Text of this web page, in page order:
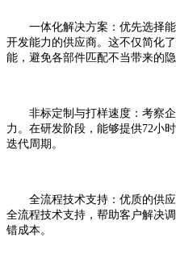
一体化解决方案：优先选择能
开发能力的供应商。这不仅简化
能，避免各部件匹配不当带来的隐
非标定制与打样速度：考察企
力。在研发阶段，能够提供72小
迭代周期。
全流程技术支持：优质的供应
全流程技术支持，帮助客户解决
错成本。